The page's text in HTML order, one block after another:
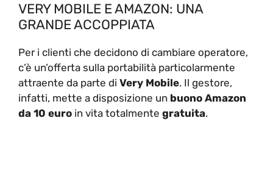
VERY MOBILE E AMAZON: UNA
GRANDE ACCOPPIATA
Per i clienti che decidono di cambiare operatore,
c’è un’offerta sulla portabilità particolarmente
attraente da parte di Very Mobile. Il gestore,
infatti, mette a disposizione un buono Amazon
da 10 euro in vita totalmente gratuita.